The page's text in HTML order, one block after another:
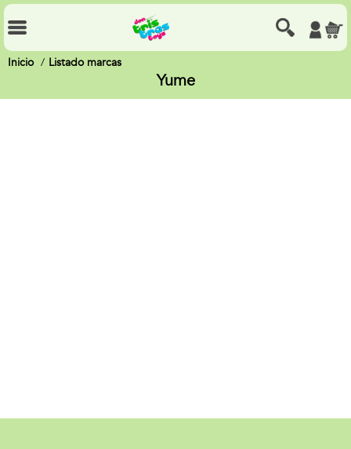
Inicio Listado marcas
Yume